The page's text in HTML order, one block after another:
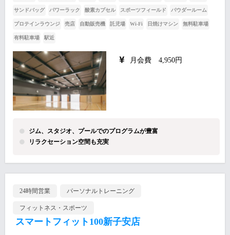
サンドバッグ パワーラック 酸素カプセル スポーツフィールド パウダールーム
プロテインラウンジ 売店 自動販売機 託児場 Wi-Fi 日焼けマシン 無料駐車場
有料駐車場 駅近
月会費 4,950円
ジム、スタジオ、プールでのプログラムが豊富
リラクセーション空間も充実
24時間営業 パーソナルトレーニング
フィットネス・スポーツ
スマートフィット100新子安店